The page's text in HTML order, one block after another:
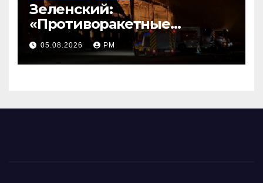
Зеленский:
«Противоракетные
средства могли бы спасти
погибших сегодня»
05.08.2026 РМ